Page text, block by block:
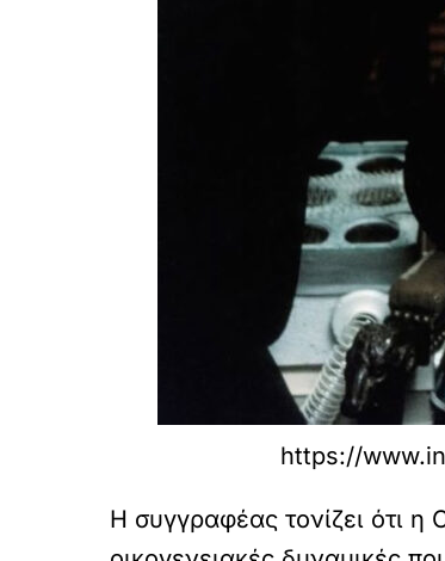
https://
Η συγγραφέας τονίζει ότι η